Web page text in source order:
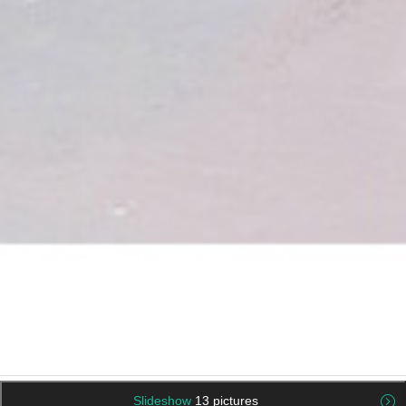
Slideshow 13 pictures